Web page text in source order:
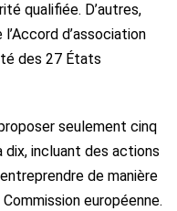
qualifiée. D’autres,
d’association
des 27 États
seulement cinq
dix, incluant des actions
de manière
européenne.